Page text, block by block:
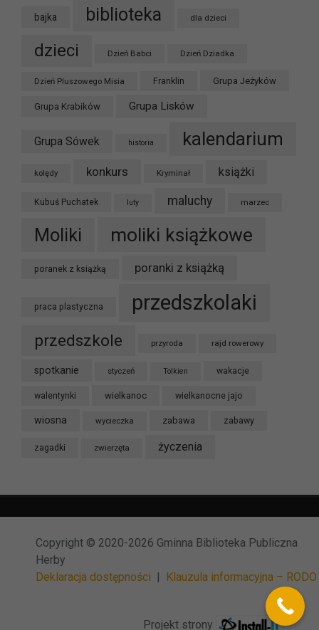
bajka biblioteka dla dzieci
dzieci Dzień Babci Dzień Dziadka
Dzień Pluszowego Misia Franklin Grupa Jeżyków
Grupa Krabików Grupa Lisków
Grupa Sówek historia kalendarium
kolędy konkurs Kryminał książki
Kubuś Puchatek luty maluchy marzec
Moliki moliki książkowe
poranek z książką poranki z książką
praca plastyczna przedszkolaki
przedszkole przyroda rajd rowerowy
spotkanie styczeń Tolkien wakacje
walentynki wielkanoc wielkanocne jajo
wiosna wycieczka zabawa zabawy
zagadki zwierzęta życzenia
Copyright © 2020-2026 Gminna Biblioteka Publiczna
Herby
Deklaracja dostępności | Klauzula informacyjna – RODO
Projekt strony